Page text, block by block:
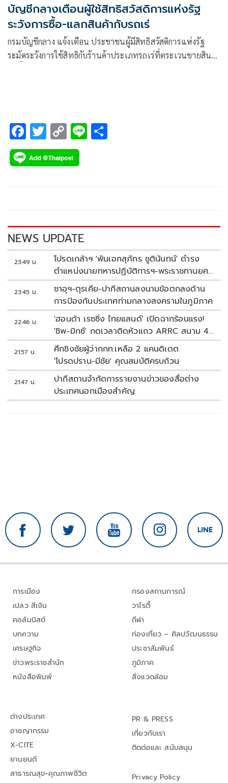
บัญชีกลางเตือนผู้ใช้สิทธิสวัสดิการแห่งรัฐ
ระวังการซื้อ-แลกสินค้ากับรถเร่
กรมบัญชีกลาง แจ้งเตือน ประชาชนผู้มีสิทธิสวัสดิการแห่งรัฐ
ระมัดระวังการใช้สิทธิกับร้านค้าประเภทรถเร่ที่ตระเวนขายสินค้า
F
ac
e
k
T
wi
tt
C
o
p
k
Li
NEWS UPDATE
23:49 น.
โปรดเกล้าฯ 'พันเอกสุภัทร ชูตินันทน์' ดำรง
ตำแหน่งนายทหารปฏิบัติการฯ-พระราชทานยศ
'พลตรี'
23:45 น.
ซาอุฯ-ตุรเคีย-ปากีสถานลงนามข้อตกลงด้าน
การป้องกันประเทศท่ามกลางสงครามในภูมิภาค
22:46 น.
'ฮอนด้า เรซซิ่ง ไทยแลนด์' เปิดฉากร้อนแรง!
'ชิพ-มิกซ์' กดเวลาติดหัวแถว ARRC สนาม 4
ที่มัลดาลิกา
21:57 น.
ศึกชิงชัยผู้ว่ากกท.เหลือ 2 แคนดิเดต
'โปรดปราน-มีชัย' คุณสมบัติครบถ้วน
21:47 น.
ปากีสถานจำกัดการรายงานข่าวของสื่อต่าง
ประเทศนอกเมืองสำคัญ
การเมือง
เปลว สีเงิน
คอลัมนิสต์
บทความ
เศรษฐกิจ
ข่าวพระราชสำนัก
หนังสือพิมพ์
กรองสถานการณ์
วาไรตี้
กีฬา
ท่องเที่ยว – ศิลปวัฒนธรรม
ประชาสัมพันธ์
ภูมิภาค
สิ่งแวดล้อม
ต่างประเทศ
อาชญากรรม
X-CITE
ยานยนต์
สาธารณสุข-คุณภาพชีวิต
PR & PRESS
เกี่ยวกับเรา
ติดต่อและ สนับสนุน
Privacy Policy